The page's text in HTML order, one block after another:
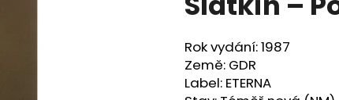
Rok vydání: 1987
Země: GDR
Label: ETERNA ‎